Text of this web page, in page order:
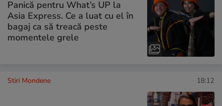
Panică pentru What’s UP la
Asia Express. Ce a luat cu el în
bagaj ca să treacă peste
momentele grele
Stiri Mondene 18:12